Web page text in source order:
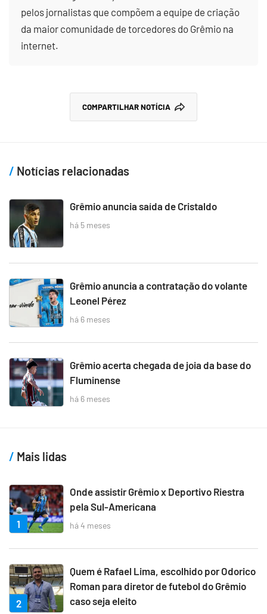
pelos jornalistas que compõem a equipe de criação
da maior comunidade de torcedores do Grêmio na
internet.
COMPARTILHAR NOTÍCIA
Notícias relacionadas
Grêmio anuncia saída de Cristaldo
há 5 meses
Grêmio anuncia a contratação do volante
Leonel Pérez
há 6 meses
Grêmio acerta chegada de joia da base do
Fluminense
há 6 meses
Mais lidas
1
Onde assistir Grêmio x Deportivo Riestra
pela Sul-Americana
há 4 meses
2
Quem é Rafael Lima, escolhido por Odorico
Roman para diretor de futebol do Grêmio
caso seja eleito